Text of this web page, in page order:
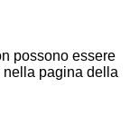
possono essere
pagina della